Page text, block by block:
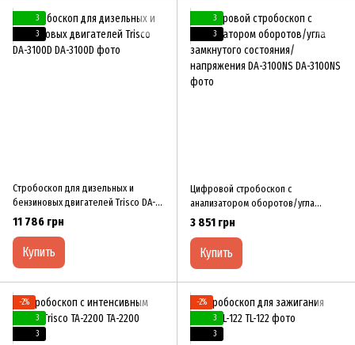
3
3
Cтробоскоп для дизельных и
бензиновых двигателей Trisco DA-
3100D
11 786 грн
Купить
3
3
Цифровой стробоскоп с
анализатором оборотов/угла
замкнутого состояния/напряжения
DA-3100NS
3 851 грн
Купить
−2%
3
3
−2%
3
3